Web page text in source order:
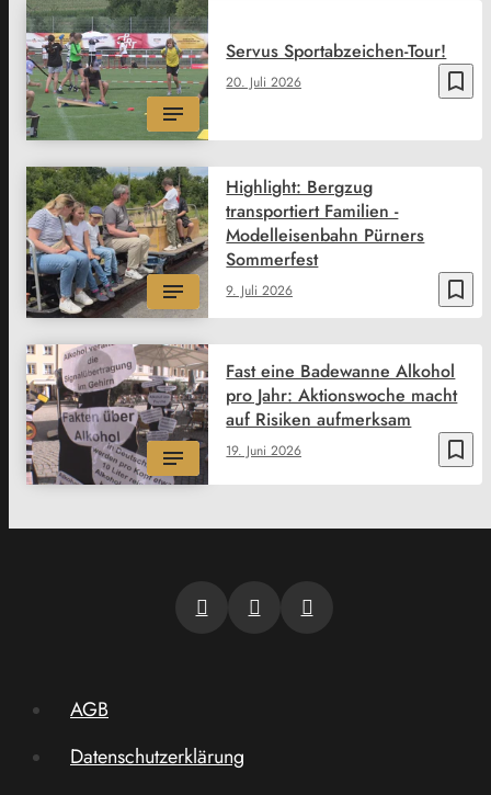
bookmark_border
20. Juli 2026
Servus Sportabzeichen-Tour!
bookmark_border
9. Juli 2026
Highlight: Bergzug
transportiert Familien -
Modelleisenbahn Pürners
Sommerfest
bookmark_border
19. Juni 2026
Fast eine Badewanne Alkohol
pro Jahr: Aktionswoche macht
auf Risiken aufmerksam
AGB
Datenschutzerklärung